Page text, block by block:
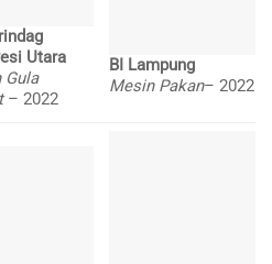
Utara
Gula
– 2022
BI Lampung
Mesin Pakan– 2022